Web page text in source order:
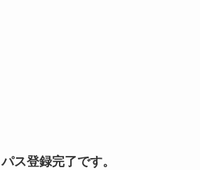
ス登録完了です。